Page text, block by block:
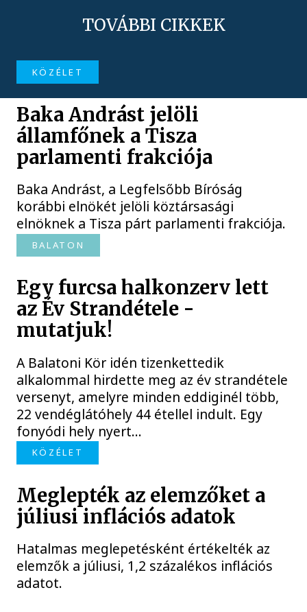
TOVÁBBI CIKKEK
KÖZÉLET
Baka Andrást jelöli
államfőnek a Tisza
parlamenti frakciója
Baka Andrást, a Legfelsőbb Bíróság
korábbi elnökét jelöli köztársasági
elnöknek a Tisza párt parlamenti frakciója.
BALATON
Egy furcsa halkonzerv lett
az Év Strandétele -
mutatjuk!
A Balatoni Kör idén tizenkettedik
alkalommal hirdette meg az év strandétele
versenyt, amelyre minden eddiginél több,
22 vendéglátóhely 44 étellel indult. Egy
fonyódi hely nyert...
KÖZÉLET
Meglepték az elemzőket a
júliusi inflációs adatok
Hatalmas meglepetésként értékelték az
elemzők a júliusi, 1,2 százalékos inflációs
adatot.